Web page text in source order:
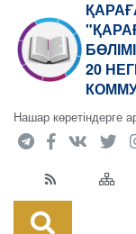
20
Нашар көретіндерге